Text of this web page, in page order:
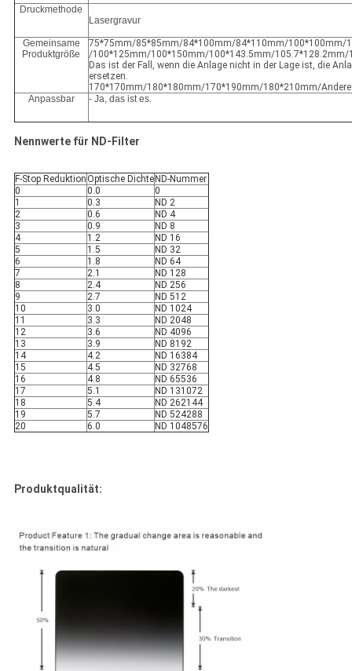
Druckmethode
Lasergravur
Gemeinsame
Produktgröße
75*75mm/85*85mm/84*100mm/84*110mm/100*100mm/
/100*125mm/100*150mm/100*143.5mm/105.7*128.2mm/
Das ist der Fall, wenn die Anlage nicht in der Lage ist, die
ersetzen.
170*170mm/180*180mm/170*190mm/180*210mm/
Anpassbar
- Ja, das ist es.
Nennwerte für ND-Filter
F-Stop ReduktionOptische Dichte ND-Nummer
0
0.0
0
1
0.3
ND 2
2
0.6
ND 4
3
0.9
ND 8
4
1.2
ND 16
5
1.5
ND 32
6
1.8
ND 64
7
2.1
ND 128
8
2.4
ND 256
9
2.7
ND 512
10
3.0
ND 1024
11
3.3
ND 2048
12
3.6
ND 4096
13
3.9
ND 8192
14
4.2
ND 16384
15
4.5
ND 32768
16
4.8
ND 65536
17
5.1
ND 131072
18
5.4
ND 262144
19
5.7
ND 524288
20
6.0 ND 1048576
Produktqualität: